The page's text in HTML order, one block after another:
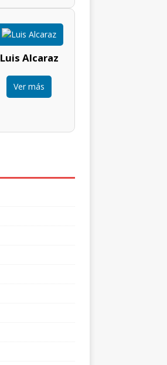
Luis Alcaraz
Ver más